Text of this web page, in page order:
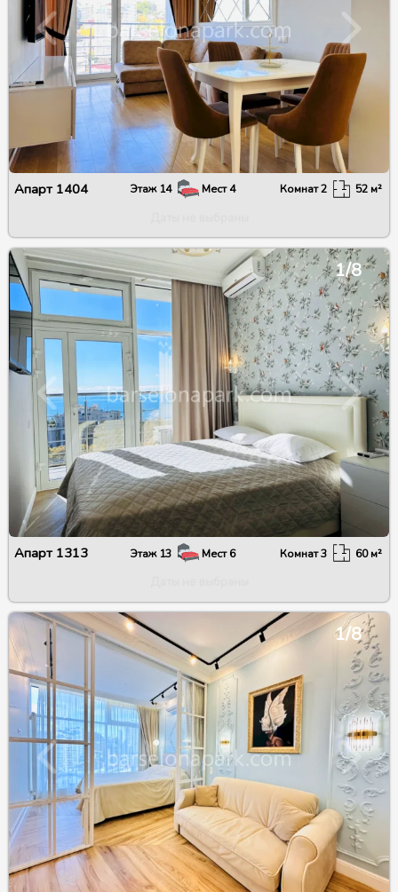
Апарт 1404 Этаж 14 Мест4 Комнат2 52м²
1/8
Апарт 1313 Этаж 13 Мест6 Комнат3 60м²
1/8